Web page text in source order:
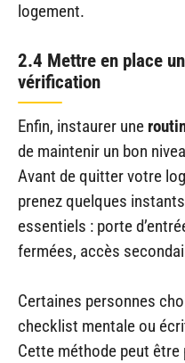
logement.
2.4 Mettre en place
vérification
Enfin, instaurer une
de maintenir un bon
Avant de quitter votre
prenez quelques
essentiels : porte
fermées, accès
Certaines personnes
checklist mentale ou
Cette méthode peut